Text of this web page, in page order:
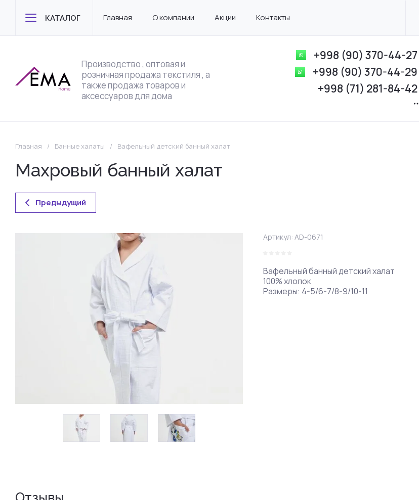
КАТАЛОГ Главная О компании Акции Контакты
Производство , оптовая и
розничная продажа текстиля , а
также продажа товаров и
аксессуаров для дома
+998 (90) 370-44-27
+998 (90) 370-44-29
+998 (71) 281-84-42
Главная / Банные халаты / Вафельный детский банный халат
Махровый банный халат
Предыдущий
Артикул: AD-0671
Вафельный банный детский халат
100% хлопок
Размеры: 4-5/6-7/8-9/10-11